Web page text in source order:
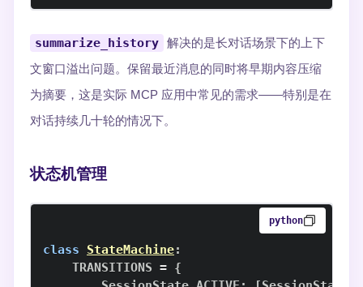
summarize_history 解决的是长对话场景下的上下
文窗口溢出问题。保留最近消息的同时将早期内容压缩
为摘要，这是实际 MCP 应用中常见的需求——特别是在
对话持续几十轮的情况下。
状态机管理
python
class StateMachine:
    TRANSITIONS
= {